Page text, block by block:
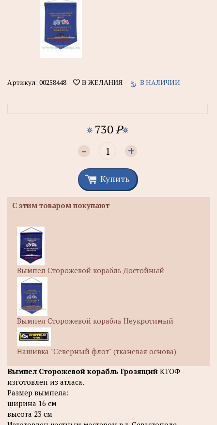
Артикул: 00258448 В ЖЕЛАНИЯ В НАЛИЧИИ
730P
- +
Купить
С этим товаром покупают
Вымпел Сторожевой корабль Достойный
Вымпел Сторожевой корабль Неукротимый
Нашивка "Северный флот" (тканевая основа)
Вымпел Сторожевой корабль Грозящий КТОФ
изготовлен из атласа.
Размер вымпела:
ширина 16 см
высота 23 см